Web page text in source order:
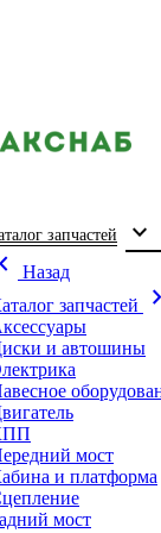
запчастей expand_more
chevron_left
Назад
запчастей
chevron_right
и автошины
мост
и платформа
мост